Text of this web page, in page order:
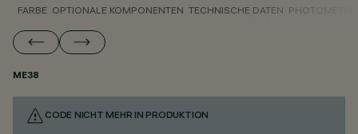
FARBE OPTIONALE KOMPONENTEN TECHNISCHE DATEN
ME38
CODE NICHT MEHR IN PRODUKTION